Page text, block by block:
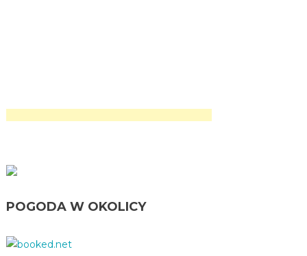
POGODA W OKOLICY